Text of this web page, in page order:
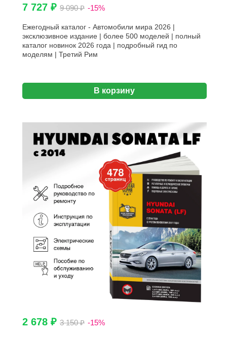
7 727 ₽ 9 090 ₽ -15%
Ежегодный каталог - Автомобили мира 2026 |
эксклюзивное издание | более 500 моделей | полный
каталог новинок 2026 года | подробный гид по
моделям | Третий Рим
В корзину
2 678 ₽ 3 150 ₽ -15%